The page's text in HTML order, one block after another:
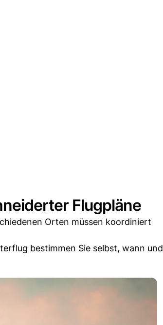
Flugpläne
Orten müssen koordiniert
bestimmen Sie selbst, wann und